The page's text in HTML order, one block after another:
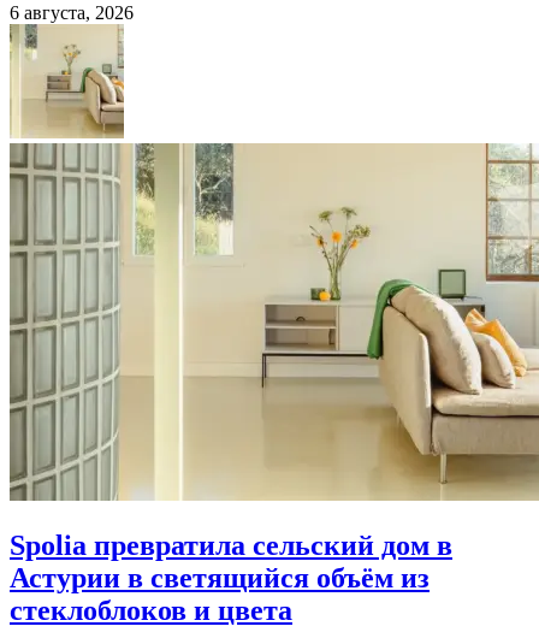
6 августа, 2026
Spolia превратила сельский дом в
Астурии в светящийся объём из
стеклоблоков и цвета